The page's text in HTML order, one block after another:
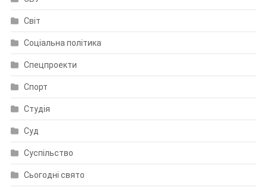
Світ
Соціальна політика
Спецпроекти
Спорт
Студія
Суд
Суспільство
Сьогодні свято